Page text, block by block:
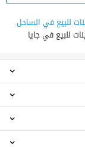
للبيع في الساحل
للبيع في جايا